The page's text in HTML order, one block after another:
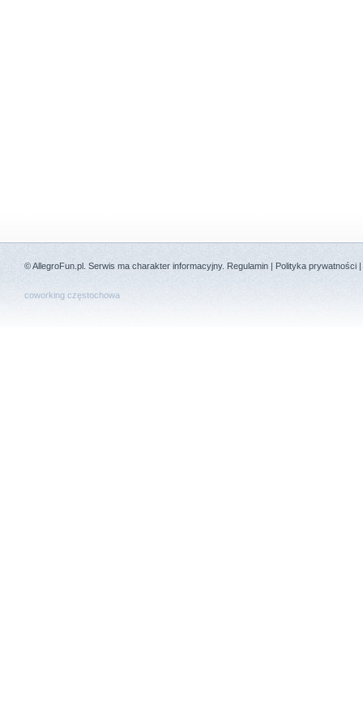
©AllegroFun.pl . Serwis ma charakter informacyjny. Regulamin | Polityka prywatności |
coworking częstochowa